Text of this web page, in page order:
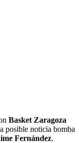
Basket Zaragoza
posible noticia bomba
Fernández.